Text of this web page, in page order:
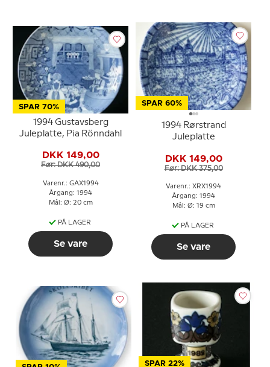
SPAR 70%
1994 Gustavsberg
Juleplatte, Pia Rönndahl
DKK 149,00
Før: DKK 490,00
Varenr.: GAX1994
Årgang: 1994
Mål: Ø: 20 cm
PÅ LAGER
Se vare
SPAR 60%
1994 Rørstrand
Juleplatte
DKK 149,00
Før: DKK 375,00
Varenr.: XRX1994
Årgang: 1994
Mål: Ø: 19 cm
PÅ LAGER
Se vare
SPAR 22%